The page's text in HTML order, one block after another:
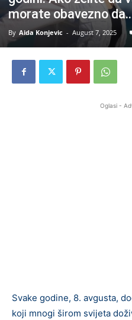
morate obavezno
By Aida Konjevic - August 7, 2025
Oglasi -
Svake godine, 8. avgusta,
koji mnogi širom svijeta